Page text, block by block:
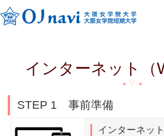
インターネット（
STEP 1 事前準備
インターネッ